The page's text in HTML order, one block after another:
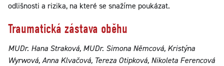
odlišnosti a rizika, na které se snažíme poukázat.
Traumatická zástava oběhu
MUDr. Hana Straková, MUDr. Simona Němcová, Kristýna
Wyrwová, Anna Klvačová, Tereza Otipková, Nikoleta Ferencová